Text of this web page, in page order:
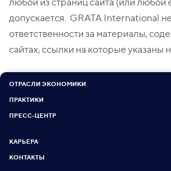
любой из страниц сайта (или любой
допускается. GRATA International
ответственности за материалы,
сайтах, ссылки на которые указаны
ОТРАСЛИ ЭКОНОМИКИ
ПРАКТИКИ
ПРЕСС-ЦЕНТР
КАРЬЕРА
КОНТАКТЫ